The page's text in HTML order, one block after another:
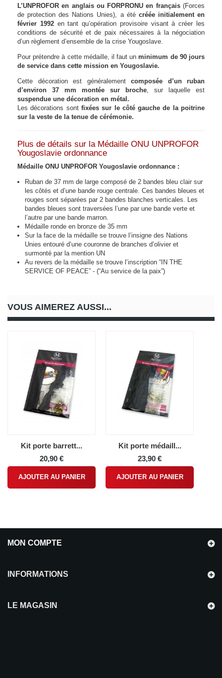
L’UNPROFOR en anglais ou FORPRONU en français(Forces
de protection des Nations Unies), a été créée initialement en
février 1992en tant qu’opération provisoire visant à créer les
conditions de sécurité et de paix nécessaires à la négociation
d’un règlement d’ensemble de la crise Yougoslave.
Pour prétendre à cette médaille, il faut unminimum de 90 jours
de service dans cette mission en Yougoslavie.
Cette décoration est généralement composée d’un ruban
d’environ 37 mm montée sur broche, sur laquelle est
suspendue une décoration en métal.
Les décorations sont fixées sur le côté gauche de la poitrine
sur la veste de la tenue de cérémonie.
Plus de détails sur la Médaille ONU UNPROFOR
Yougoslavie ordonnance
Médaille ONU UNPROFOR Yougoslavie ordonnance :
Ruban de 37 mm de large composé de 2 bandes bleu clair sur
les côtés et d’une bande rouge centrale. Ces bandes bleues et
rouges sont séparées par 2 bandes blanches verticales. Les
bandes bleues sont traversées l’une par une bande verte et
l’autre par une bande marron.
Médaille ronde en bronze de 35 mm
Sur la face de la médaille se trouve l’insigne des Nations
Unies entouré d’une couronne de branches d’olivier et
surmonté par la mention UN
Au revers de la médaille se trouve l’inscription “IN THE
SERVICE OF PEACE” - (“Au service de la paix”)
VOUS AIMEREZ AUSSI...
Kit porte barrett...
20,90 €
AJOUTER AU PANIER
Kit porte médaill...
23,90 €
AJOUTER AU PANIER
MON COMPTE
INFORMATIONS
LE MAGASIN